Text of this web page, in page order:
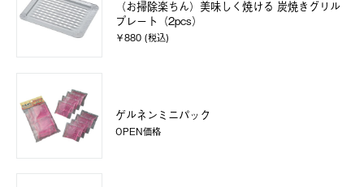
（お掃除楽ちん）美味しく焼ける 炭焼きグリル
プレート（2pcs）
￥880 (税込)
ゲルネンミニパック
OPEN価格